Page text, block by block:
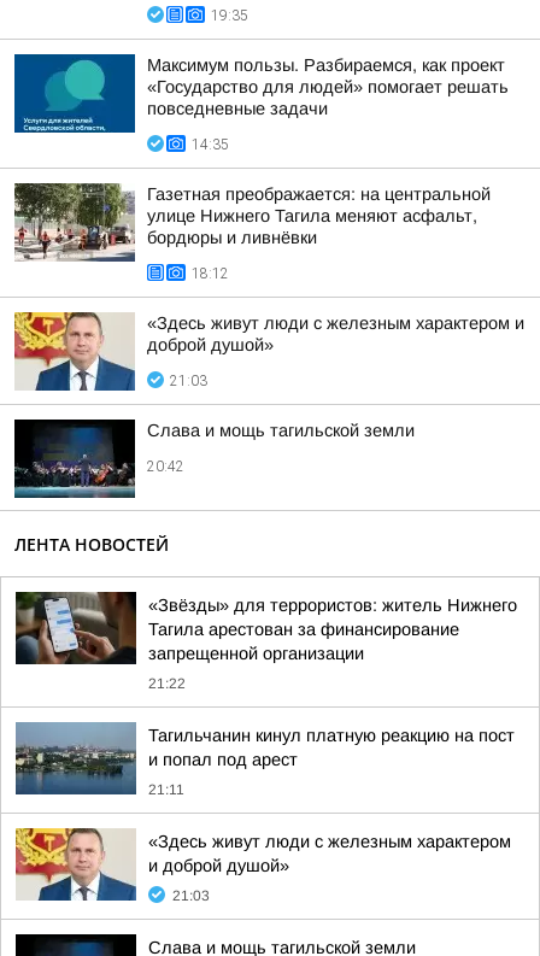
19:35
Максимум пользы. Разбираемся, как проект
«Государство для людей» помогает решать
повседневные задачи
14:35
Газетная преображается: на центральной
улице Нижнего Тагила меняют асфальт,
бордюры и ливнёвки
18:12
«Здесь живут люди с железным характером и
доброй душой»
21:03
Слава и мощь тагильской земли
20:42
ЛЕНТА НОВОСТЕЙ
«Звёзды» для террористов: житель Нижнего
Тагила арестован за финансирование
запрещенной организации
21:22
Тагильчанин кинул платную реакцию на пост
и попал под арест
21:11
«Здесь живут люди с железным характером
и доброй душой»
21:03
Слава и мощь тагильской земли